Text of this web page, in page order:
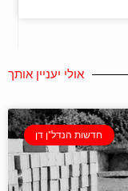
אולי יעניין אותך
חדשות הנדל"ן דן